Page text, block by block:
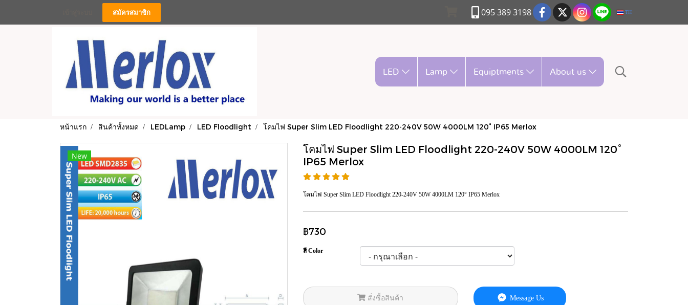
สมัครสมาชิก 095 389 3198 TH
LED Lamp Equiptments About us
หน้าแรก สินค้าทั้งหมด LEDLamp LED Floodlight โคมไฟ Super Slim LED Floodlight 220-240V 50W 4000LM 120° IP65 Merlox
New
โคมไฟ Super Slim LED Floodlight 220-240V 50W 4000LM 120°
IP65 Merlox
โคมไฟ Super Slim LED Floodlight 220-240V 50W 4000LM 120° IP65 Merlox
฿730
สี Color
สั่งซื้อสินค้า Message Us